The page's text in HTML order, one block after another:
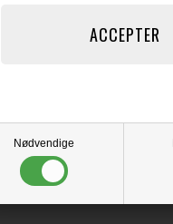
Nødvendige